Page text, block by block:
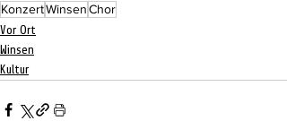
KonzertWinsenChor
Vor Ort
Winsen
Kultur